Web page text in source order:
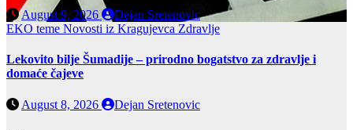
August 9, 2026
Dejan Sretenovic
EKO teme Novosti iz Kragujevca Zdravlje
Lekovito bilje Šumadije – prirodno bogatstvo za zdravlje i
domaće čajeve
August 8, 2026 Dejan Sretenovic